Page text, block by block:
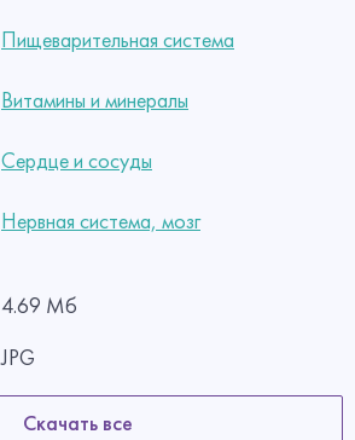
Пищеварительная система
Витамины и минералы
Сердце и сосуды
Нервная система, мозг
4.69 Мб
JPG
Скачать все